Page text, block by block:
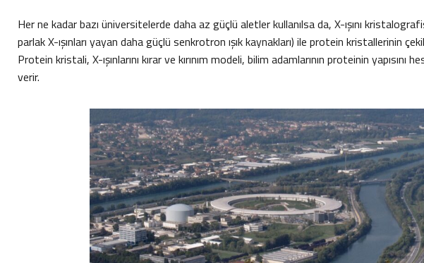
Her ne kadar bazı üniversitelerde daha az güçlü aletler kullanılsa da, X-ışını
parlak X-ışınları yayan daha güçlü senkrotron ışık kaynakları) ile protein kristallerinin
Protein kristali, X-ışınlarını kırar ve kırınım modeli, bilim adamlarının proteinin yapısını
verir.